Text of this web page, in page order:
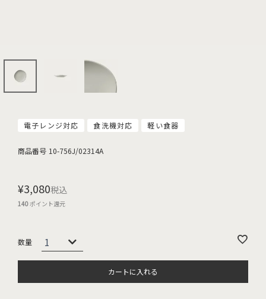
電子レンジ対応 食洗機対応 軽い食器
商品番号 10-756J/02314A
¥3,080税込
140ポイント還元
カートに入れる